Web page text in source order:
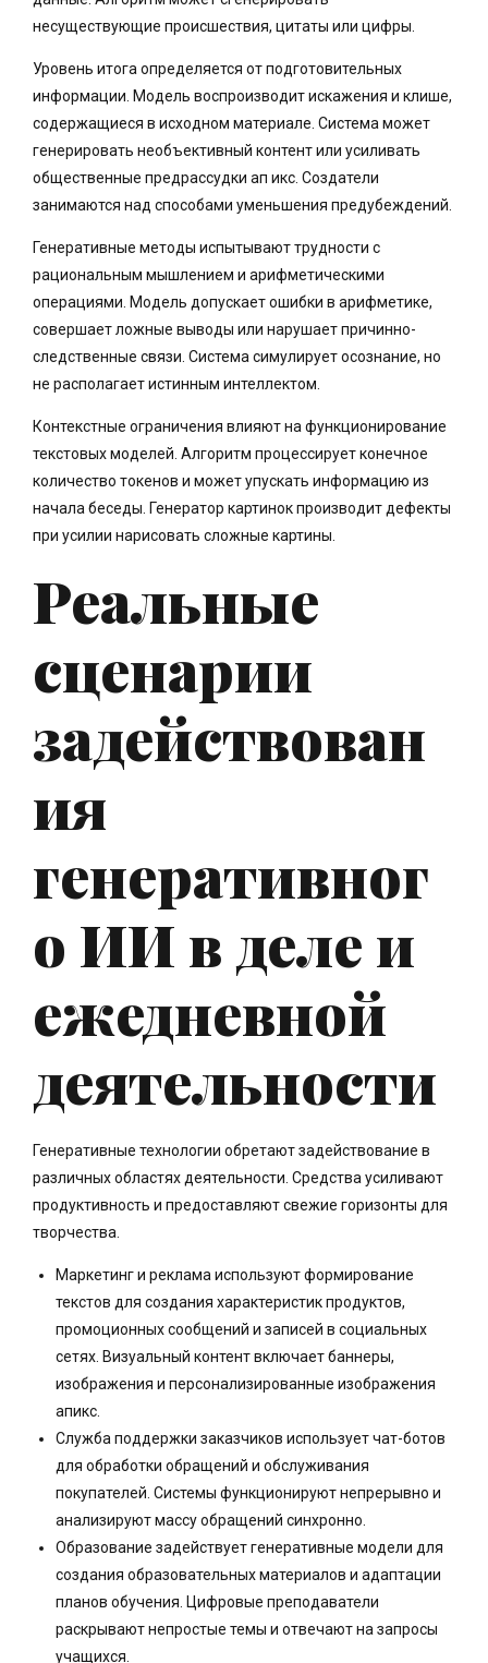
несуществующие происшествия, цитаты или цифры.
Уровень итога определяется от подготовительных
информации. Модель воспроизводит искажения и клише,
содержащиеся в исходном материале. Система может
генерировать необъективный контент или усиливать
общественные предрассудки ап икс. Создатели
занимаются над способами уменьшения предубеждений.
Генеративные методы испытывают трудности с
рациональным мышлением и арифметическими
операциями. Модель допускает ошибки в арифметике,
совершает ложные выводы или нарушает причинно-
следственные связи. Система симулирует осознание, но
не располагает истинным интеллектом.
Контекстные ограничения влияют на функционирование
текстовых моделей. Алгоритм процессирует конечное
количество токенов и может упускать информацию из
начала беседы. Генератор картинок производит дефекты
при усилии нарисовать сложные картины.
Реальные
сценарии
задействован
ия
генеративног
о ИИ в деле и
ежедневной
деятельности
Генеративные технологии обретают задействование в
различных областях деятельности. Средства усиливают
продуктивность и предоставляют свежие горизонты для
творчества.
Маркетинг и реклама используют формирование
текстов для создания характеристик продуктов,
промоционных сообщений и записей в социальных
сетях. Визуальный контент включает баннеры,
изображения и персонализированные изображения
апикс.
Служба поддержки заказчиков использует чат-ботов
для обработки обращений и обслуживания
покупателей. Системы функционируют непрерывно и
анализируют массу обращений синхронно.
Образование задействует генеративные модели для
создания образовательных материалов и адаптации
планов обучения. Цифровые преподаватели
раскрывают непростые темы и отвечают на запросы
учащихся.